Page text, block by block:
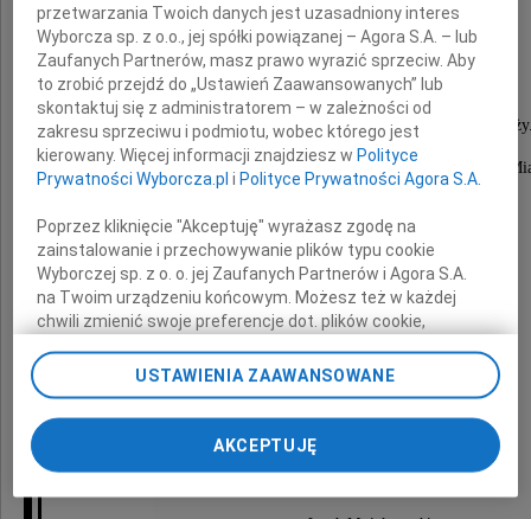
Radnej Miasta Krakowa w latach 1994-1998,
pełnej oddania nauczycielki,
wychowawczyni pokoleń krakowskiej
Z pasją i zaangażowaniem uczestniczyła w życiu
Rodzinie i Bliskim
Marii Kret
wyrazy głębokiego współczucia
przetwarzania Twoich danych jest uzasadniony interes
Wyborcza sp. z o.o., jej spółki powiązanej – Agora S.A. – lub
Zaufanych Partnerów, masz prawo wyrazić sprzeciw. Aby
to zrobić przejdź do „Ustawień Zaawansowanych” lub
skontaktuj się z administratorem – w zależności od
zakresu sprzeciwu i podmiotu, wobec którego jest
kierowany. Więcej informacji znajdziesz w Polityce
Prywatności Wyborcza.pl i Polityce Prywatności Agora S.A.
Poprzez kliknięcie "Akceptuję" wyrażasz zgodę na
zainstalowanie i przechowywanie plików typu cookie
Wyborczej sp. z o. o. jej Zaufanych Partnerów i Agora S.A.
na Twoim urządzeniu końcowym. Możesz też w każdej
chwili zmienić swoje preferencje dot. plików cookie,
preferencjami dot. przetwarzania danych poprzez
odnośnik „Ustawienia prywatności” w stopce serwisu i
przechodząc do sekcji „Ustawienia zaawansowane”.
Zmiana ustawień plików cookie możliwa jest także za
pomocą ustawień przeglądarki.
USTAWIENIA ZAAWANSOWANE
AKCEPTUJĘ